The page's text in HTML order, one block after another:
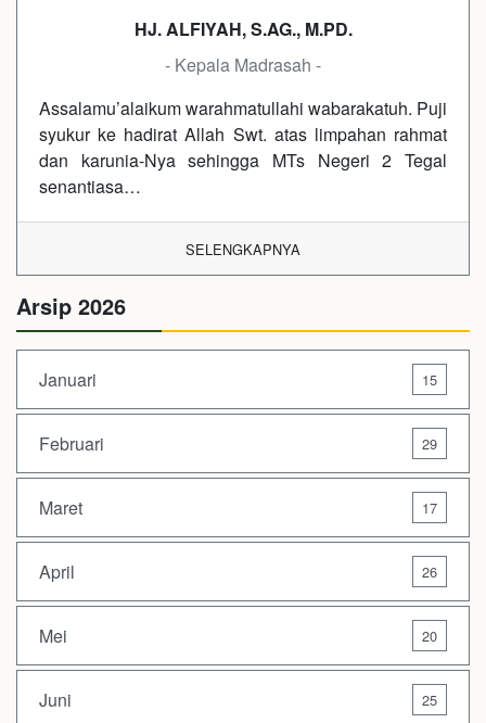
HJ. ALFIYAH, S.AG., M.PD.
- Kepala Madrasah -
Assalamu’alaikum warahmatullahi wabarakatuh. Puji
syukur ke hadirat Allah Swt. atas limpahan rahmat
dan karunia-Nya sehingga MTs Negeri 2 Tegal
senantiasa…
SELENGKAPNYA
Arsip 2026
Januari 15
Februari 29
Maret 17
April 26
Mei 20
Juni 25